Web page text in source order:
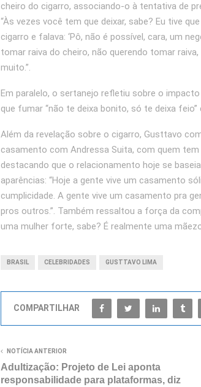
cheiro do cigarro, associando-o à tentativa de
“Às vezes você tem que deixar, sabe? Eu tive
cigarro e falava: ‘Pô, não é possível, cara, um
tomar raiva do cheiro, não querendo tomar
muito.”.
Em paralelo, o sertanejo refletiu sobre o
que fumar “não te deixa bonito, só te deixa feio”
Além da revelação sobre o cigarro, Gusttavo
casamento com Andressa Suita, com quem
destacando que o relacionamento hoje se
aparências: “Hoje a gente vive um casamento
cumplicidade. A gente vive um casamento pra
pros outros.”. Também ressaltou a força da
uma mulher forte, sabe? É realmente uma
BRASIL CELEBRIDADES GUSTTAVO LIMA
COMPARTILHAR
NOTÍCIA ANTERIOR
Adultização: Projeto de Lei aponta
responsabilidade para plataformas, diz